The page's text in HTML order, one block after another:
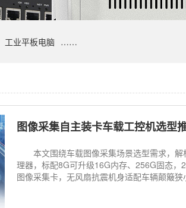
工业平板电脑 ……
图像采集自主装卡车载工控机选型
本文围绕车载图像采集场景选型需求，解
理器，标配8G可升级16G内存、256G固态
图像采集卡，无风扇抗震机身适配车辆颠簸